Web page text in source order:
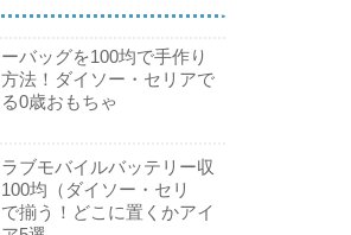
バッグを100均で手作り
法！ダイソー・セリアで
0歳おもちゃ
ブモバイルバッテリー収
均（ダイソー・セリ
揃う！どこに置くかアイ